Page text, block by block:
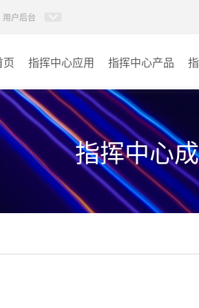
用户后台
页 指挥中心应用 指挥中心产品
KVM坐席管理系统
AI智慧分布式系统
无感调度系统
AI指挥调度系统
指挥中心